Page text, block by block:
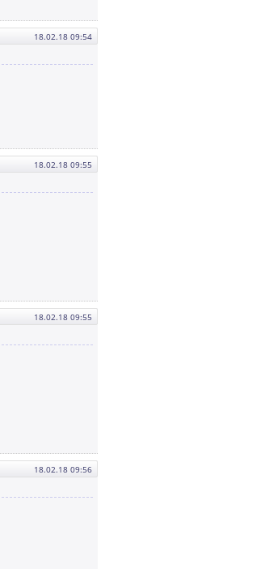
18.02.18 09:54
18.02.18 09:55
18.02.18 09:55
18.02.18 09:56